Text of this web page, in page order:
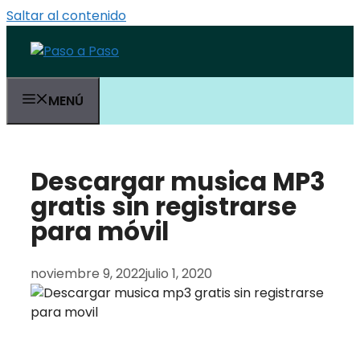
Saltar al contenido
MENÚ
Descargar musica MP3
gratis sin registrarse
para móvil
noviembre 9, 2022julio 1, 2020